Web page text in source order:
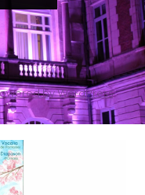
by WordPress